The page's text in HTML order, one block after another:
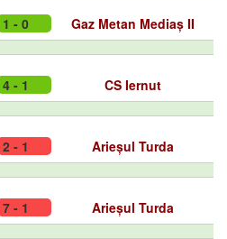
1 - 0 Gaz Metan Mediaș II
4 - 1 CS Iernut
2 - 1 Arieșul Turda
7 - 1 Arieșul Turda